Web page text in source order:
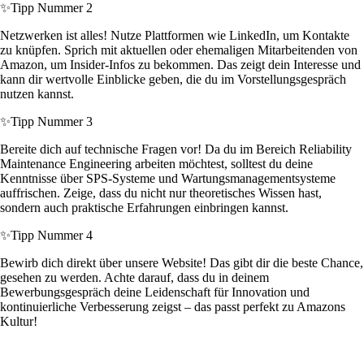
✨Tipp Nummer 2
Netzwerken ist alles! Nutze Plattformen wie LinkedIn, um Kontakte
zu knüpfen. Sprich mit aktuellen oder ehemaligen Mitarbeitenden von
Amazon, um Insider-Infos zu bekommen. Das zeigt dein Interesse und
kann dir wertvolle Einblicke geben, die du im Vorstellungsgespräch
nutzen kannst.
✨Tipp Nummer 3
Bereite dich auf technische Fragen vor! Da du im Bereich Reliability
Maintenance Engineering arbeiten möchtest, solltest du deine
Kenntnisse über SPS-Systeme und Wartungsmanagementsysteme
auffrischen. Zeige, dass du nicht nur theoretisches Wissen hast,
sondern auch praktische Erfahrungen einbringen kannst.
✨Tipp Nummer 4
Bewirb dich direkt über unsere Website! Das gibt dir die beste Chance,
gesehen zu werden. Achte darauf, dass du in deinem
Bewerbungsgespräch deine Leidenschaft für Innovation und
kontinuierliche Verbesserung zeigst – das passt perfekt zu Amazons
Kultur!